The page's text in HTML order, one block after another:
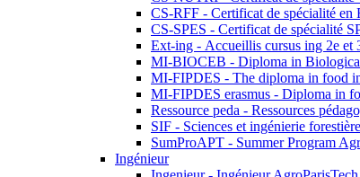
CS-RFF - Certificat de spécialité en
CS-SPES - Certificat de spécialité
Ext-ing - Accueillis cursus ing 2e et
MI-BIOCEB - Diploma in
MI-FIPDES - The diploma in food
MI-FIPDES erasmus - Diploma in
Ressource peda - Ressources
SIF - Sciences et ingénierie
SumProAPT - Summer Program
Ingénieur